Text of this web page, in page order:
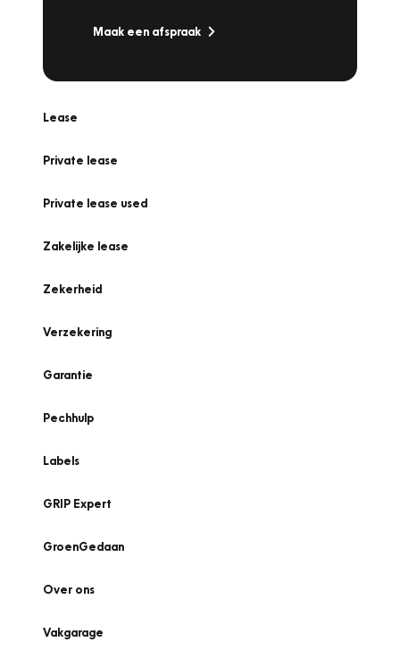
Maak een afspraak
Lease
Private lease
Private lease used
Zakelijke lease
Zekerheid
Verzekering
Garantie
Pechhulp
Labels
GRIP Expert
GroenGedaan
Over ons
Vakgarage